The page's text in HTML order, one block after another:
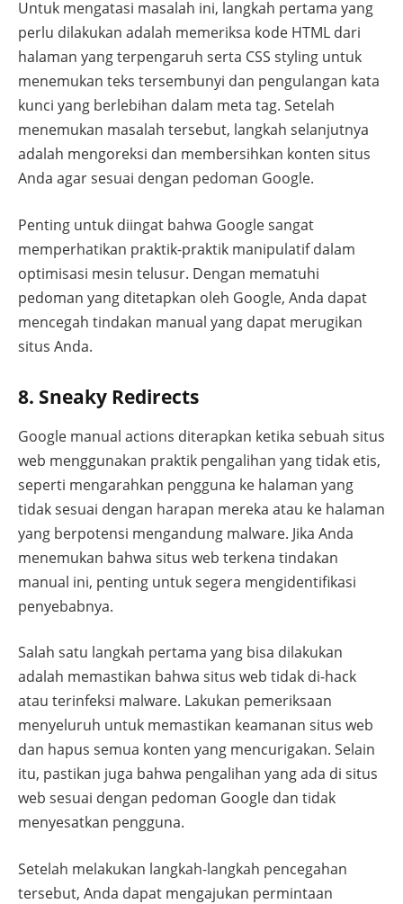
Untuk mengatasi masalah ini, langkah pertama yang
perlu dilakukan adalah memeriksa kode HTML dari
halaman yang terpengaruh serta CSS styling untuk
menemukan teks tersembunyi dan pengulangan kata
kunci yang berlebihan dalam meta tag. Setelah
menemukan masalah tersebut, langkah selanjutnya
adalah mengoreksi dan membersihkan konten situs
Anda agar sesuai dengan pedoman Google.
Penting untuk diingat bahwa Google sangat
memperhatikan praktik-praktik manipulatif dalam
optimisasi mesin telusur. Dengan mematuhi
pedoman yang ditetapkan oleh Google, Anda dapat
mencegah tindakan manual yang dapat merugikan
situs Anda.
8. Sneaky Redirects
Google manual actions diterapkan ketika sebuah situs
web menggunakan praktik pengalihan yang tidak etis,
seperti mengarahkan pengguna ke halaman yang
tidak sesuai dengan harapan mereka atau ke halaman
yang berpotensi mengandung malware. Jika Anda
menemukan bahwa situs web terkena tindakan
manual ini, penting untuk segera mengidentifikasi
penyebabnya.
Salah satu langkah pertama yang bisa dilakukan
adalah memastikan bahwa situs web tidak di-hack
atau terinfeksi malware. Lakukan pemeriksaan
menyeluruh untuk memastikan keamanan situs web
dan hapus semua konten yang mencurigakan. Selain
itu, pastikan juga bahwa pengalihan yang ada di situs
web sesuai dengan pedoman Google dan tidak
menyesatkan pengguna.
Setelah melakukan langkah-langkah pencegahan
tersebut, Anda dapat mengajukan permintaan